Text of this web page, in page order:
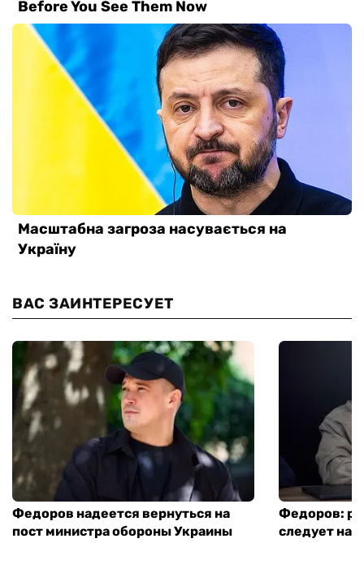
ВАС ЗАИНТЕРЕСУЕТ
Федоров надеется вернуться на
пост министра обороны Украины
Федоров:
следует